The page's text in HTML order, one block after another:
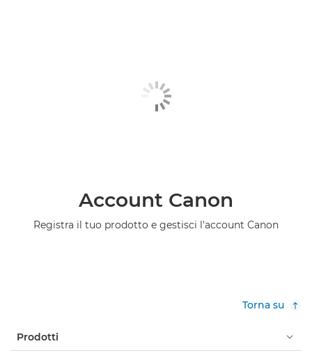
Account Canon
Registra il tuo prodotto e gestisci l'account Canon
Torna su
Prodotti